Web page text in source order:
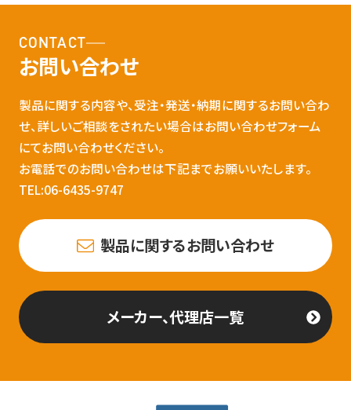
CONTACT
お問い合わせ
製品に関する内容や、受注・発送・納期に関するお問い合わ
せ、詳しいご相談をされたい場合はお問い合わせフォーム
にてお問い合わせください。
お電話でのお問い合わせは下記までお願いいたします。
TEL:06-6435-9747
製品に関するお問い合わせ
メーカー、代理店一覧